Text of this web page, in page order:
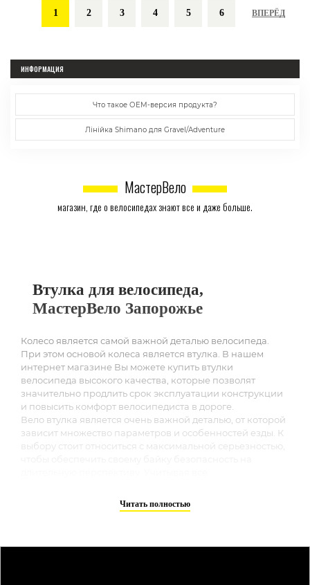
1 2 3 4 5 6 ВПЕРЁД
ИНФОРМАЦИЯ
Что такое ОЕМ-версия продукта?
Лінійка Shimano для Gravel/Adventure
МастерВело
магазин, где о велосипедах знают все и даже больше.
Втулка для велосипеда,
МастерВело Запорожье
Колесо является самой важной деталью велосипеда.
При этом основой колеса является втулка. В нашем
интернет магазине Вы можете купить втулки
велосипеда высокого качества, которые позволят
значительно продлить срок эксплуатации конструкции
и повысить комфорт велосипедиста в дороге.
Вело втулка является очень важной деталью, от которой
зависит множество параметров и особенностей езды. К
выбору стоит относиться с максимальной серьезностью,
никогда не стоит, особенно, если вы являетесь
поклонником экстремальной езды.
Читать полностью